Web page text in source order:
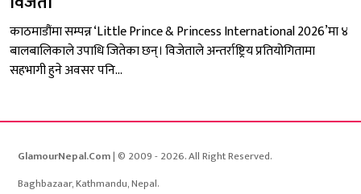
काठमाडौंमा सम्पन्न ‘Little Prince & Princess International 2026’मा ४
बालबालिकाले उपाधि जितेका छन्। विजेताले अन्तर्राष्ट्रिय प्रतियोगितामा
सहभागी हुने अवसर पनि...
GlamourNepal.Com| © 2009 - 2026. All Right Reserved.
Baghbazaar, Kathmandu, Nepal.